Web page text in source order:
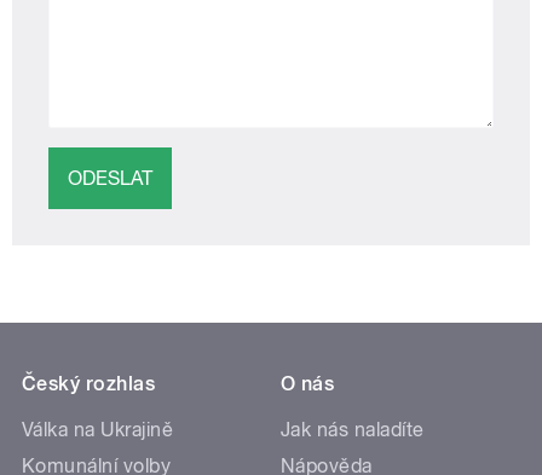
Český rozhlas
Válka na Ukrajině
Komunální volby
O nás
Jak nás naladíte
Nápověda